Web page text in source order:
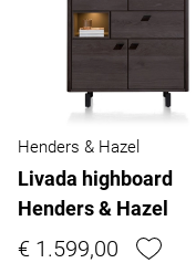
Henders & Hazel
Livada highboard
Henders & Hazel
€ 1.599,00